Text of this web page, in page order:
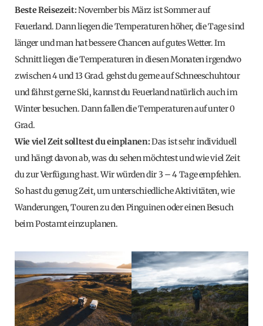
Beste Reisezeit:November bis März ist Sommer auf
Feuerland. Dann liegen die Temperaturen höher, die Tage sind
länger und man hat bessere Chancen auf gutes Wetter. Im
Schnitt liegen die Temperaturen in diesen Monaten irgendwo
zwischen 4 und 13 Grad. gehst du gerne auf Schneeschuhtour
und fährst gerne Ski, kannst du Feuerland natürlich auch im
Winter besuchen. Dann fallen die Temperaturen auf unter 0
Grad.
Wie viel Zeit solltest du einplanen:Das ist sehr individuell
und hängt davon ab, was du sehen möchtest und wie viel Zeit
du zur Verfügung hast. Wir würden dir 3 – 4 Tage empfehlen.
So hast du genug Zeit, um unterschiedliche Aktivitäten, wie
Wanderungen, Touren zu den Pinguinen oder einen Besuch
beim Postamt einzuplanen.